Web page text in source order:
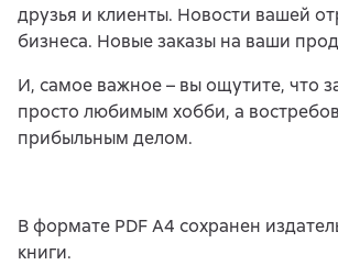
друзья и клиенты. Новости вашей
бизнеса. Новые заказы на ваши
И, самое важное – вы ощутите, что
просто любимым хобби, а
прибыльным делом.
В формате PDF A4 сохранен
книги.